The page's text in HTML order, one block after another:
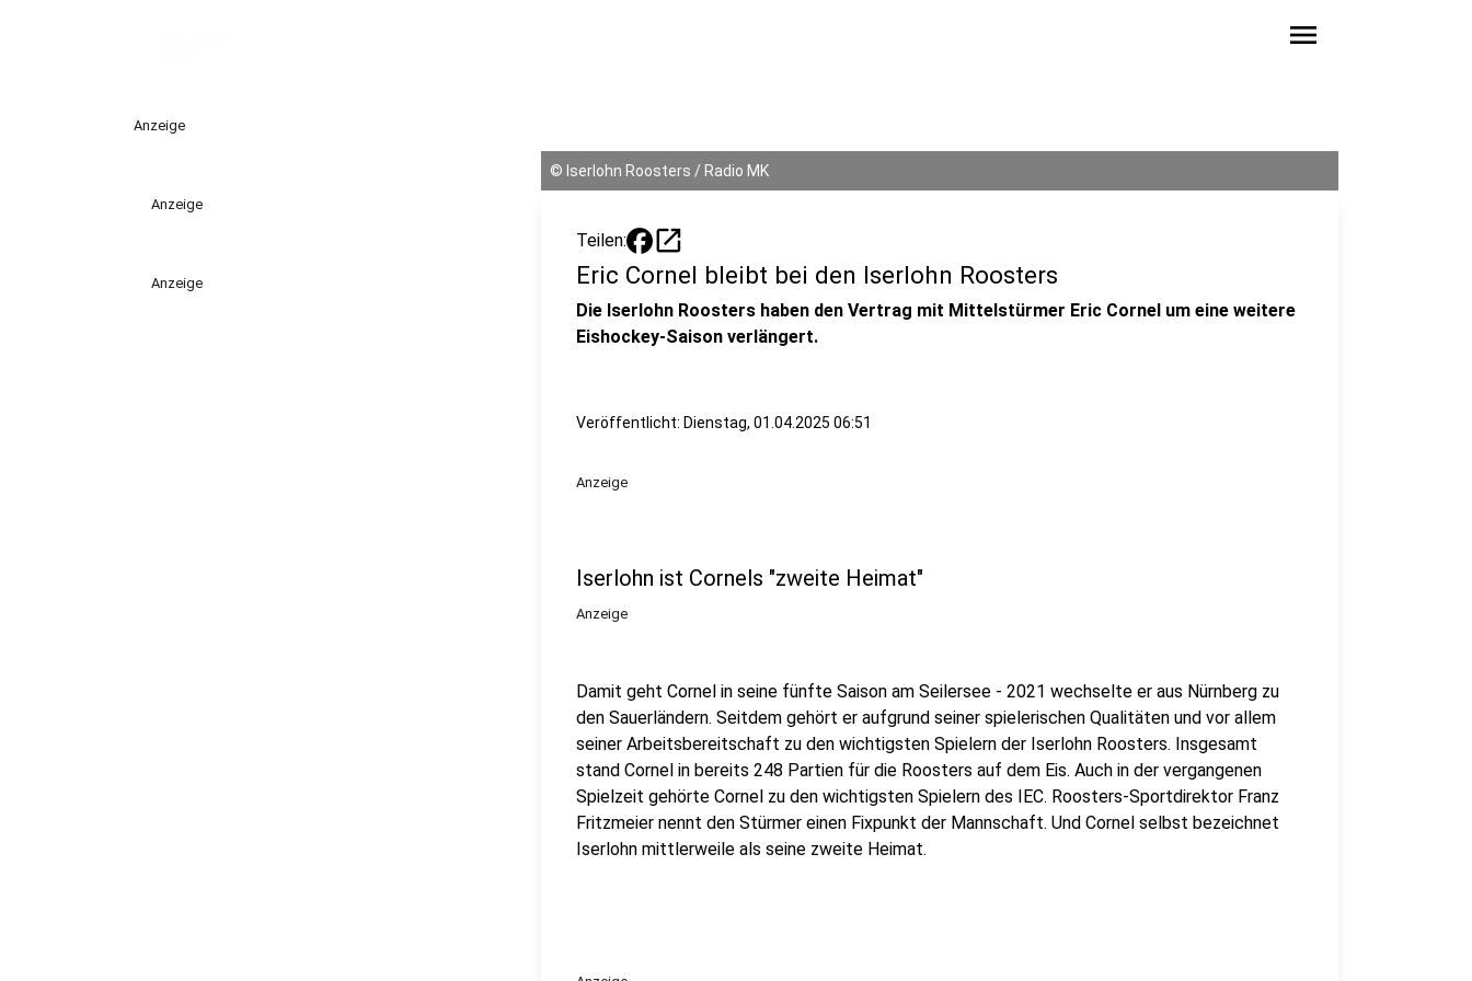
menu
Anzeige
Anzeige
Anzeige
© Iserlohn Roosters / Radio MK
Teilen: open_in_new
Eric Cornel bleibt bei den Iserlohn Roosters
Die Iserlohn Roosters haben den Vertrag mit Mittelstürmer Eric Cornel um eine weitere
Eishockey-Saison verlängert.
Veröffentlicht: Dienstag, 01.04.2025 06:51
Anzeige
Iserlohn ist Cornels "zweite Heimat"
Anzeige
Damit geht Cornel in seine fünfte Saison am Seilersee - 2021 wechselte er aus Nürnberg zu
den Sauerländern. Seitdem gehört er aufgrund seiner spielerischen Qualitäten und vor allem
seiner Arbeitsbereitschaft zu den wichtigsten Spielern der Iserlohn Roosters. Insgesamt
stand Cornel in bereits 248 Partien für die Roosters auf dem Eis. Auch in der vergangenen
Spielzeit gehörte Cornel zu den wichtigsten Spielern des IEC. Roosters-Sportdirektor Franz
Fritzmeier nennt den Stürmer einen Fixpunkt der Mannschaft. Und Cornel selbst bezeichnet
Iserlohn mittlerweile als seine zweite Heimat.